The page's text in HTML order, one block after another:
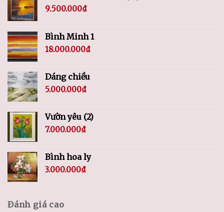
9.500.000₫
Bình Minh 1
18.000.000₫
Dáng chiều
5.000.000₫
Vườn yêu (2)
7.000.000₫
Bình hoa ly
3.000.000₫
Đánh giá cao